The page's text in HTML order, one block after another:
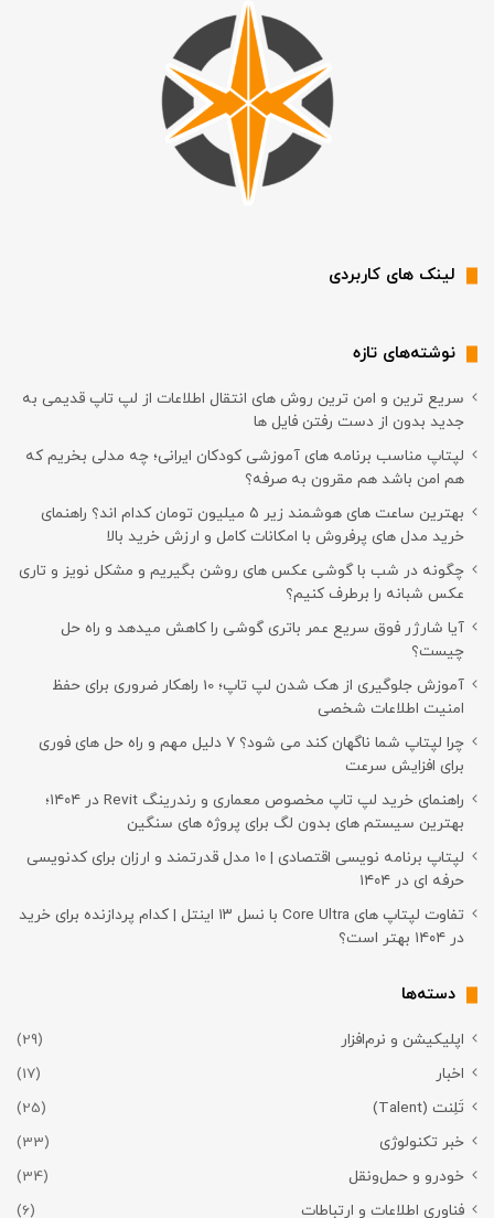
لینک های کاربردی
نوشته‌های تازه
سریع ترین و امن ترین روش های انتقال اطلاعات از لپ تاپ قدیمی به
جدید بدون از دست رفتن فایل ها
لپتاپ مناسب برنامه های آموزشی کودکان ایرانی؛ چه مدلی بخریم که
هم امن باشد هم مقرون به صرفه؟
بهترین ساعت های هوشمند زیر ۵ میلیون تومان کدام اند؟ راهنمای
خرید مدل های پرفروش با امکانات کامل و ارزش خرید بالا
چگونه در شب با گوشی عکس های روشن بگیریم و مشکل نویز و تاری
عکس شبانه را برطرف کنیم؟
آیا شارژر فوق سریع عمر باتری گوشی را کاهش میدهد و راه حل
چیست؟
آموزش جلوگیری از هک شدن لپ تاپ؛ 10 راهکار ضروری برای حفظ
امنیت اطلاعات شخصی
چرا لپتاپ شما ناگهان کند می شود؟ ۷ دلیل مهم و راه حل های فوری
برای افزایش سرعت
راهنمای خرید لپ تاپ مخصوص معماری و رندرینگ Revit در ۱۴۰۴؛
بهترین سیستم های بدون لگ برای پروژه های سنگین
لپتاپ برنامه نویسی اقتصادی | ۱۰ مدل قدرتمند و ارزان برای کدنویسی
حرفه ای در ۱۴۰۴
تفاوت لپتاپ های Core Ultra با نسل ۱۳ اینتل | کدام پردازنده برای خرید
در ۱۴۰۴ بهتر است؟
دسته‌ها
اپلیکیشن و نرم‌افزار
(29)
اخبار
(17)
تَلِنت (Talent)
(25)
خبر تکنولوژی
(33)
خودرو و حمل‌و‌نقل
(34)
فناوری اطلاعات و ارتباطات
(6)